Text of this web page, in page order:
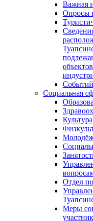
Важная
Опросы
Социальная
Культура
Отдел
Меры